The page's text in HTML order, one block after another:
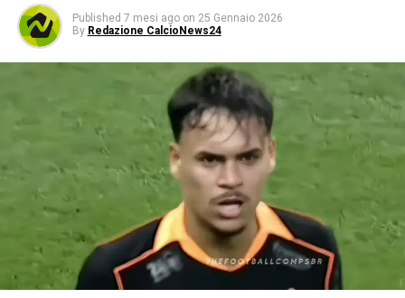
Published 7 mesi ago on 25 Gennaio 2026
By Redazione CalcioNews24